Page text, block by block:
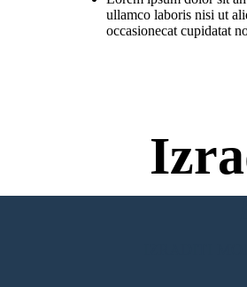
ullamco laboris nisi ut
occasionecat cupidatat